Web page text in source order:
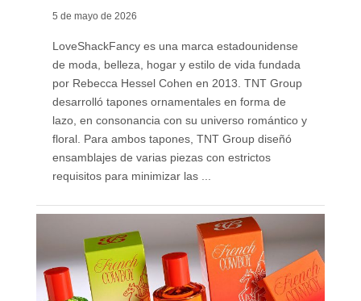
5 de mayo de 2026
LoveShackFancy es una marca estadounidense
de moda, belleza, hogar y estilo de vida fundada
por Rebecca Hessel Cohen en 2013. TNT Group
desarrolló tapones ornamentales en forma de
lazo, en consonancia con su universo romántico y
floral. Para ambos tapones, TNT Group diseñó
ensamblajes de varias piezas con estrictos
requisitos para minimizar las ...